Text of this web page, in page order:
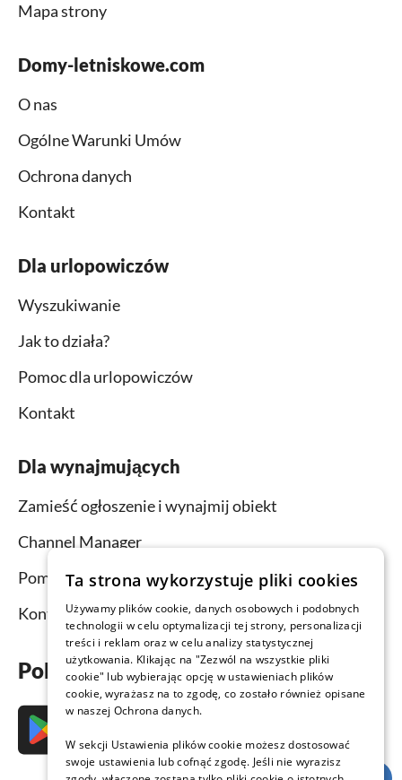
Mapa strony
Domy-letniskowe.com
O nas
Ogólne Warunki Umów
Ochrona danych
Kontakt
Dla urlopowiczów
Wyszukiwanie
Jak to działa?
Pomoc dla urlopowiczów
Kontakt
Dla wynajmujących
Zamieść ogłoszenie i wynajmij obiekt
Channel Manager
Pomoc dla wynajmujących
Kontakt
Pobierz aplikację już teraz
Ta strona wykorzystuje pliki cookies
Używamy plików cookie, danych osobowych i podobnych
technologii w celu optymalizacji tej strony, personalizacji
treści i reklam oraz w celu analizy statystycznej
użytkowania. Klikając na "Zezwól na wszystkie pliki
cookie" lub wybierając opcję w ustawieniach plików
cookie, wyrażasz na to zgodę, co zostało również opisane
w naszej Ochrona danych.
W sekcji Ustawienia plików cookie możesz dostosować
swoje ustawienia lub cofnąć zgodę. Jeśli nie wyrazisz